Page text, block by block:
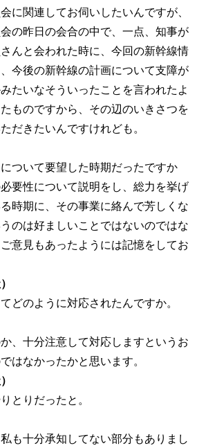
に関連してお伺いしたいんですが、
の昨日の会合の中で、一点、知事が
んと会われた時に、今回の新幹線情
今後の新幹線の計画について支障が
たいなそういったことを言われたよ
ものですから、その辺のいきさつを
だきたいんですけれども。
ついて要望した時期だったですか
要性について説明をし、総力を挙げ
時期に、その事業に絡んで芳しくな
のは好ましいことではないのではな
意見もあったようには記憶をしてお
どのように対応されたんですか。
、十分注意して対応しますというお
はなかったかと思います。
とりだったと。
も十分承知してない部分もありまし